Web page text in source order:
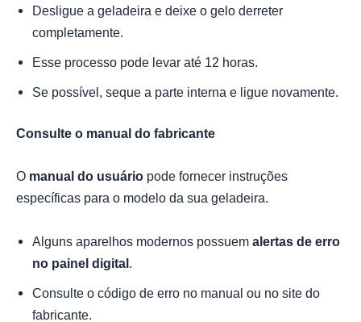
Desligue a geladeira e deixe o gelo derreter
completamente.
Esse processo pode levar até 12 horas.
Se possível, seque a parte interna e ligue novamente.
Consulte o manual do fabricante
O manual do usuário pode fornecer instruções
específicas para o modelo da sua geladeira.
Alguns aparelhos modernos possuem alertas de erro
no painel digital.
Consulte o código de erro no manual ou no site do
fabricante.